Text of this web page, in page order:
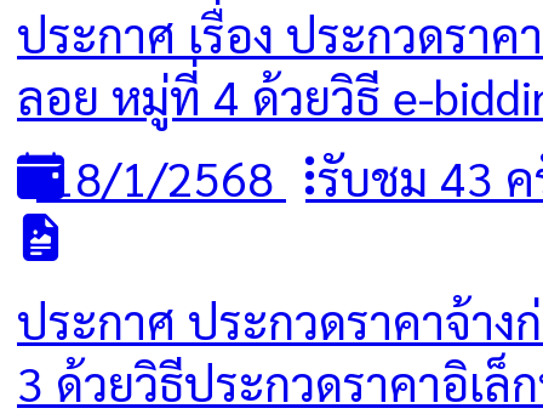
ประกาศ เรื่อง ประกวดรา
ลอย หมู่ที่ 4 ด้วยวิธี e-
18/1/2568 รับชม 43 ค
ประกาศ ประกวดราคาจ้า
3 ด้วยวิธีประกวดราคาอิเ